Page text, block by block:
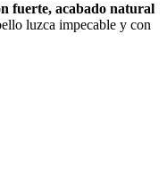
fuerte, acabado natural
luzca impecable y con